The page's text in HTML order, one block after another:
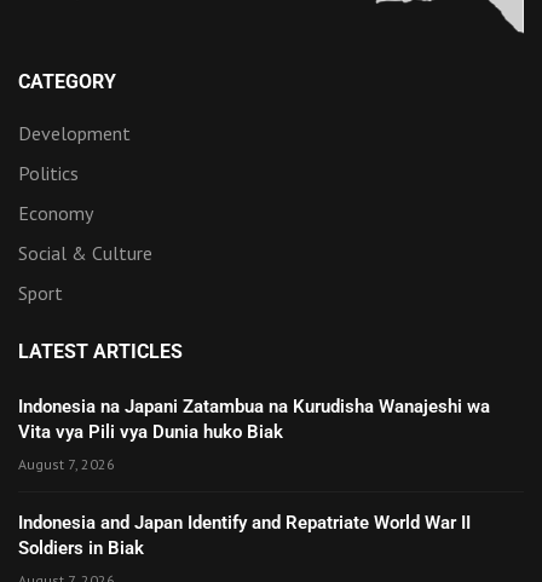
CATEGORY
Development
Politics
Economy
Social & Culture
Sport
LATEST ARTICLES
Indonesia na Japani Zatambua na Kurudisha Wanajeshi wa
Vita vya Pili vya Dunia huko Biak
August 7, 2026
Indonesia and Japan Identify and Repatriate World War II
Soldiers in Biak